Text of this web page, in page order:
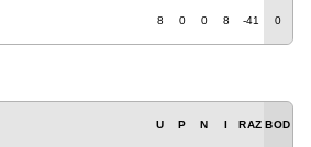
8 0 0 8 -41 0
U P N I RAZ BOD